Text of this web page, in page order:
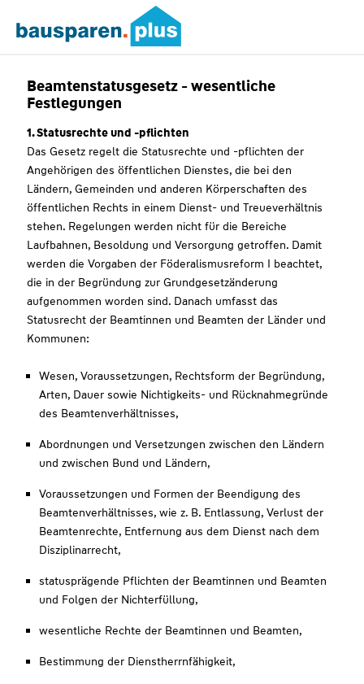
Beamtenstatusgesetz - wesentliche
Festlegungen
1. Statusrechte und -pflichten
Das Gesetz regelt die Statusrechte und -pflichten der
Angehörigen des öffentlichen Dienstes, die bei den
Ländern, Gemeinden und anderen Körperschaften des
öffentlichen Rechts in einem Dienst- und Treueverhältnis
stehen. Regelungen werden nicht für die Bereiche
Laufbahnen, Besoldung und Versorgung getroffen. Damit
werden die Vorgaben der Föderalismusreform I beachtet,
die in der Begründung zur Grundgesetzänderung
aufgenommen worden sind. Danach umfasst das
Statusrecht der Beamtinnen und Beamten der Länder und
Kommunen:
Wesen, Voraussetzungen, Rechtsform der Begründung,
Arten, Dauer sowie Nichtigkeits- und Rücknahmegründe
des Beamtenverhältnisses,
Abordnungen und Versetzungen zwischen den Ländern
und zwischen Bund und Ländern,
Voraussetzungen und Formen der Beendigung des
Beamtenverhältnisses, wie z. B. Entlassung, Verlust der
Beamtenrechte, Entfernung aus dem Dienst nach dem
Disziplinarrecht,
statusprägende Pflichten der Beamtinnen und Beamten
und Folgen der Nichterfüllung,
wesentliche Rechte der Beamtinnen und Beamten,
Bestimmung der Dienstherrnfähigkeit,